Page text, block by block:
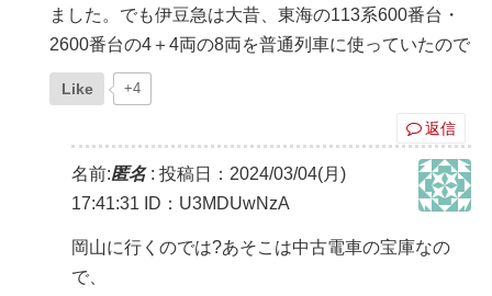
ました。でも伊豆急は大昔、東海の113系600番台・
2600番台の4＋4両の8両を普通列車に使っていたので
Like +4
返信
名前:匿名: 投稿日：2024/03/04(月)
17:41:31
ID：U3MDUwNzA
岡山に行くのでは?あそこは中古電車の宝庫なの
で、